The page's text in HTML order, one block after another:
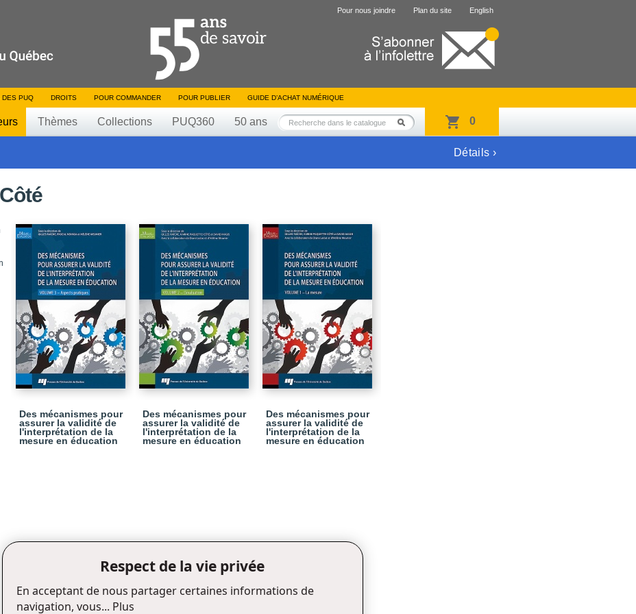
Pour nous joindre Plan du site English
DES PUQ DROITS POUR COMMANDER POUR PUBLIER GUIDE D’ACHAT NUMÉRIQUE
Thèmes Collections PUQ360 50 ans 0
Détails ›
Des mécanismes pour
assurer la validité de
l'interprétation de la
mesure en éducation
Des mécanismes pour
assurer la validité de
l'interprétation de la
mesure en éducation
Des mécanismes pour
assurer la validité de
l'interprétation de la
mesure en éducation
Respect de la vie privée
En acceptant de nous partager certaines informations de
navigation, vous... Plus